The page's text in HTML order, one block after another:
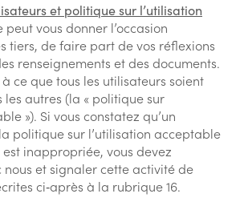
et politique sur l’utilisation
peut vous donner l’occasion
tiers, de faire part de vos réflexions
renseignements et des documents.
à ce que tous les utilisateurs soient
les autres (la « politique sur
»). Si vous constatez qu’un
politique sur l’utilisation acceptable
inappropriée, vous devez
et signaler cette activité de
ci‑après à la rubrique 16.